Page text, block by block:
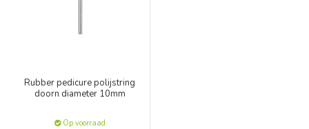
Rubber pedicure polijstring
doorn diameter 10mm
Op voorraad